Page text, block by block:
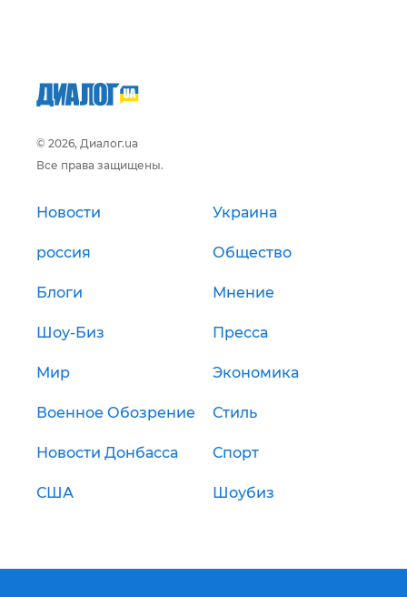
© 2026, Диалог.ua
Все права защищены.
Новости Украина
россия Общество
Блоги Мнение
Шоу-Биз Пресса
Мир Экономика
Военное Обозрение Стиль
Новости Донбасса Спорт
США Шоубиз